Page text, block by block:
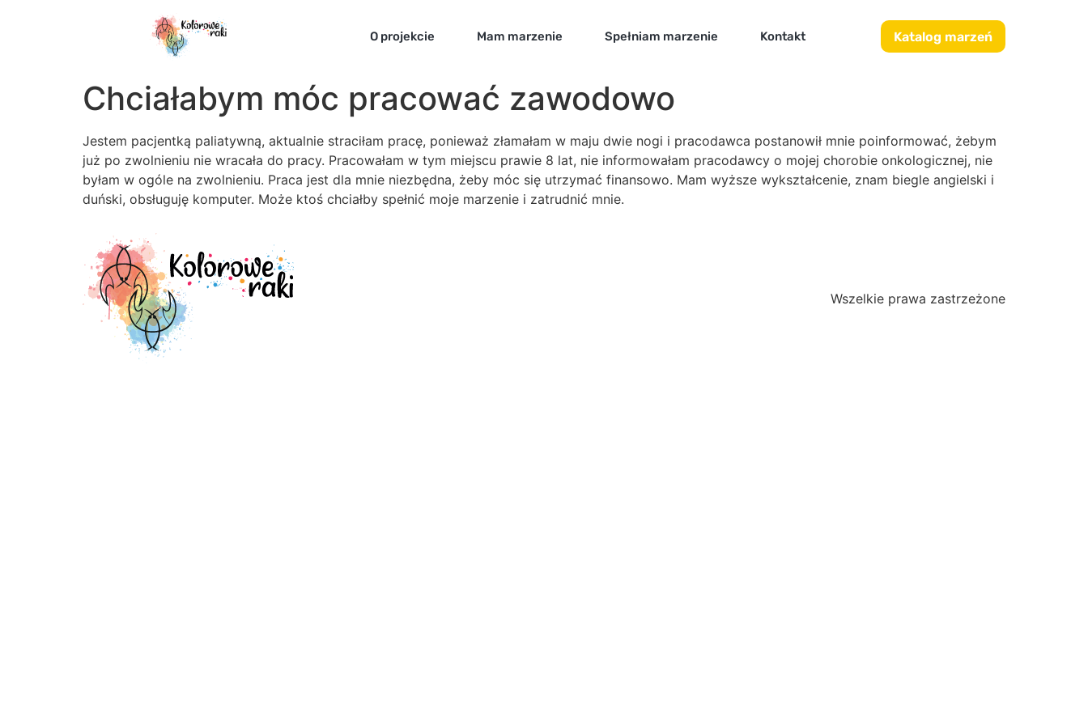
O projekcie Mam marzenie Spełniam marzenie Kontakt Katalog marzeń
Chciałabym móc pracować zawodowo
Jestem pacjentką paliatywną, aktualnie straciłam pracę, ponieważ złamałam w maju dwie nogi i pracodawca postanowił mnie poinformować, żebym
już po zwolnieniu nie wracała do pracy. Pracowałam w tym miejscu prawie 8 lat, nie informowałam pracodawcy o mojej chorobie onkologicznej, nie
byłam w ogóle na zwolnieniu. Praca jest dla mnie niezbędna, żeby móc się utrzymać finansowo. Mam wyższe wykształcenie, znam biegle angielski i
duński, obsługuję komputer. Może ktoś chciałby spełnić moje marzenie i zatrudnić mnie.
Wszelkie prawa zastrzeżone